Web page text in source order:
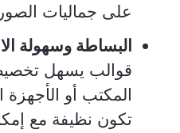
على جماليات
البساطة وسهولة
قوالب يسهل
المكتب أو
تكون نظيفة مع